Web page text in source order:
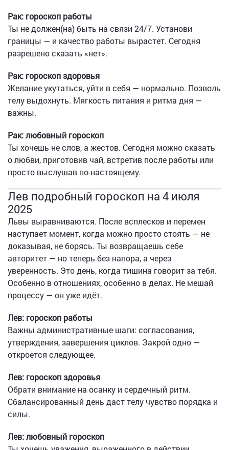
Рак: гороскоп работы
Ты не должен(на) быть на связи 24/7. Установи
границы — и качество работы вырастет. Сегодня
разрешено сказать «нет».
Рак: гороскоп здоровья
Желание укутаться, уйти в себя — нормально. Позволь
телу выдохнуть. Мягкость питания и ритма дня —
важны.
Рак: любовный гороскоп
Ты хочешь не слов, а жестов. Сегодня можно сказать
о любви, приготовив чай, встретив после работы или
просто выслушав по-настоящему.
Лев подробный гороскоп на 4 июля
2025
Львы выравниваются. После всплесков и перемен
наступает момент, когда можно просто стоять — не
доказывая, не борясь. Ты возвращаешь себе
авторитет — но теперь без напора, а через
уверенность. Это день, когда тишина говорит за тебя.
Особенно в отношениях, особенно в делах. Не мешай
процессу — он уже идёт.
Лев: гороскоп работы
Важны административные шаги: согласования,
утверждения, завершения циклов. Закрой одно —
откроется следующее.
Лев: гороскоп здоровья
Обрати внимание на осанку и сердечный ритм.
Сбалансированный день даст телу чувство порядка и
силы.
Лев: любовный гороскоп